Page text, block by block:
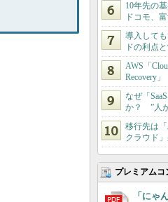
10年先の
ドコモ、
導入して
ドの利点
AWS「
Recovery
なぜ「
か？ ”人
移行先は
クラウド
プレミアムコ
「にゃ